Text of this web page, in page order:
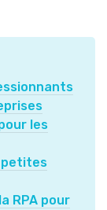
les
petites
RPA pour